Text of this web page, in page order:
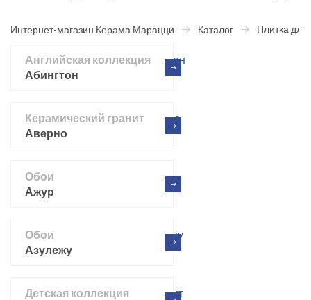
Интернет-магазин Керама Марацци Каталог Плитка для
Английская коллекция
Абингтон
Керамический гранит
Аверно
Обои
Ажур
Обои
Азулежу
Детская коллекция